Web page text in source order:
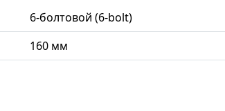
6-болтовой (6-bolt)
160 мм